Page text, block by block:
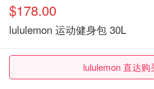
$178.00
lululemon 运动健身包 30L
lululemon 直达